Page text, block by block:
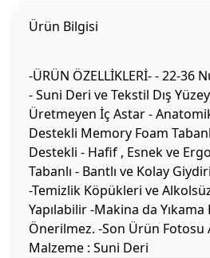
Ürün Bilgisi
-ÜRÜN ÖZELLİKLERİ- - 22-36
- Suni Deri ve Tekstil Dış
Üretmeyen İç Astar -
Destekli Memory Foam
Destekli - Hafif , Esnek ve
Tabanlı - Bantlı ve Kolay
-Temizlik Köpükleri ve
Yapılabilir -Makina da
Önerilmez. -Son Ürün Fotosu
Malzeme : Suni Deri